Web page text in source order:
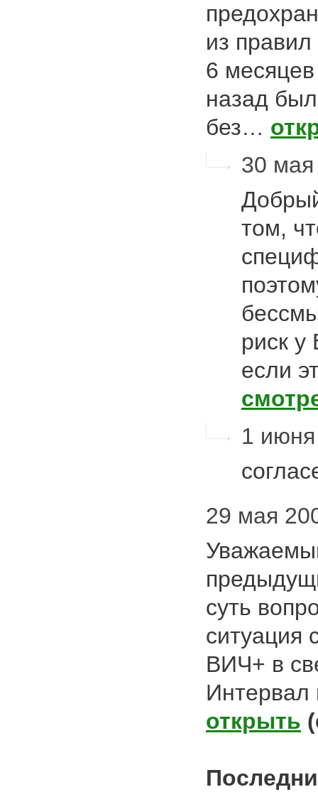
из
6
назад
без…
30 мая
том,
риск
если
1
29 мая
суть
ситуация
ВИЧ+ в
открыть